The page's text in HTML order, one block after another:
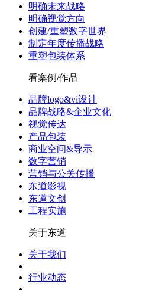
明确未来战略
明确视觉方向
创建/重塑数字世界
制定年度传播战略
重塑包装体系
看案例/作品
品牌logo&vi设计
品牌战略&企业文化
视觉传达
产品包装
商业空间&导示
数字营销
营销与公关传播
东道影视
东道文创
工程实施
关于东道
关于我们
行业动态